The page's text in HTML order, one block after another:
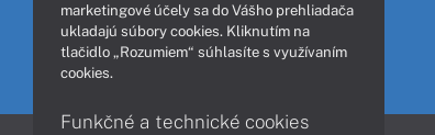
marketingové účely sa do Vášho prehliadača
ukladajú súbory cookies. Kliknutím na
tlačidlo „Rozumiem“ súhlasíte s využívaním
cookies.
Funkčné a technické cookies